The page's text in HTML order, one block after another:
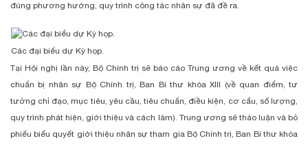
đúng phương hướng, quy trình công tác nhân sự đã đề ra.
Các đại biểu dự Kỳ họp.
Tại Hội nghị lần này, Bộ Chính trị sẽ báo cáo Trung ương về kết quả việc
chuẩn bị nhân sự Bộ Chính trị, Ban Bí thư khóa XIII (về quan điểm, tư
tưởng chỉ đạo, mục tiêu, yêu cầu, tiêu chuẩn, điều kiện, cơ cấu, số lượng,
quy trình phát hiện, giới thiệu và cách làm). Trung ương sẽ thảo luận và bỏ
phiếu biểu quyết giới thiệu nhân sự tham gia Bộ Chính trị, Ban Bí thư khóa